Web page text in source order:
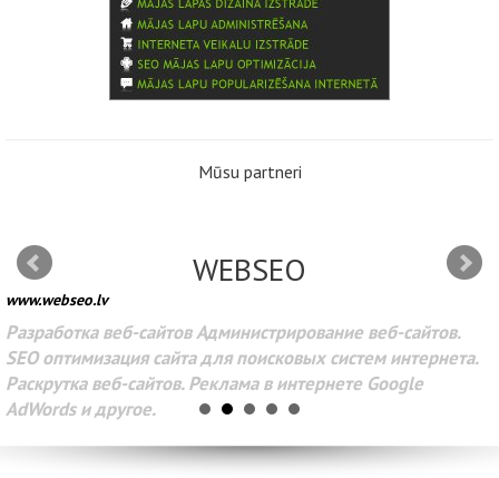
Mūsu partneri
WEBSEO
www.webseo.lv
Разработка веб-сайтов Администрирование веб-сайтов.
SEO оптимизация сайта для поисковых систем интернета.
Раскрутка веб-сайтов. Реклама в интернете Google
AdWords и другое.